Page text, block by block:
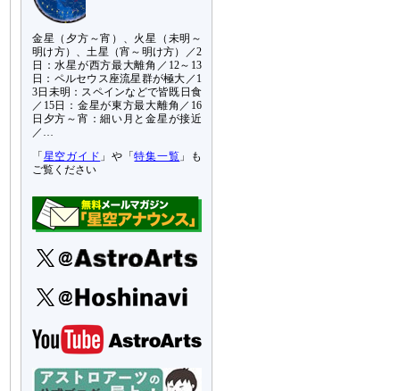
金星（夕方～宵）、火星（未明～
明け方）、土星（宵～明け方）／2
日：水星が西方最大離角／12～13
日：ペルセウス座流星群が極大／1
3日未明：スペインなどで皆既日食
／15日：金星が東方最大離角／16
日夕方～宵：細い月と金星が接近
／…
「 星空ガイド 」や「特集一覧 」も
ご覧ください